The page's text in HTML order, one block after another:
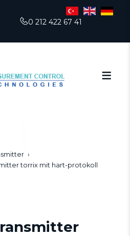
0 212 422 67 41
torrix mit hart-protokoll